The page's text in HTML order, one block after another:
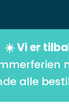
☀️ Vi er
alle